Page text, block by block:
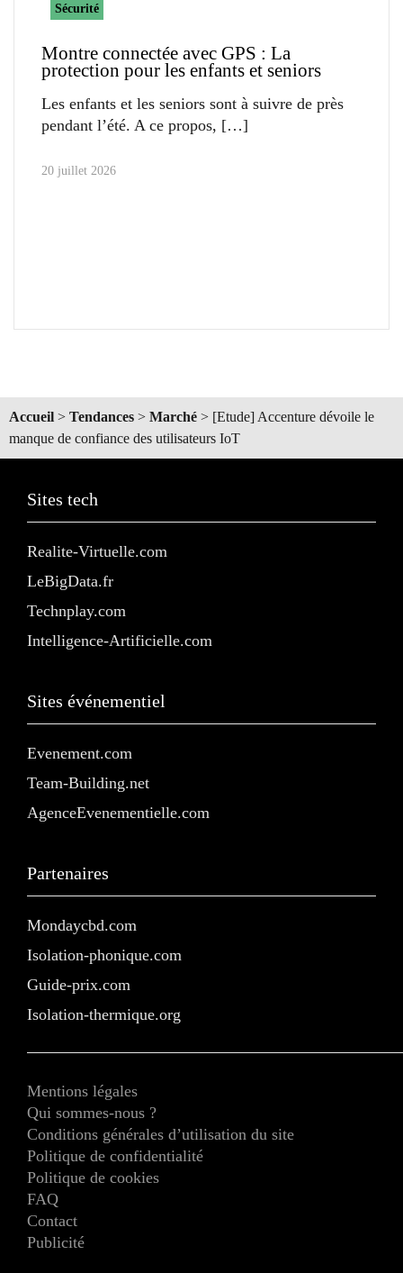
Sécurité
Montre connectée avec GPS : La
protection pour les enfants et seniors
Les enfants et les seniors sont à suivre de près
pendant l’été. A ce propos,
20 juillet 2026
Accueil > Tendances > Marché > [Etude] Accenture dévoile le
manque de confiance des utilisateurs IoT
Sites tech
Realite-Virtuelle.com
LeBigData.fr
Technplay.com
Intelligence-Artificielle.com
Sites événementiel
Evenement.com
Team-Building.net
AgenceEvenementielle.com
Partenaires
Mondaycbd.com
Isolation-phonique.com
Guide-prix.com
Isolation-thermique.org
Mentions légales
Qui sommes-nous ?
Conditions générales d’utilisation du site
Politique de confidentialité
Politique de cookies
FAQ
Contact
Publicité